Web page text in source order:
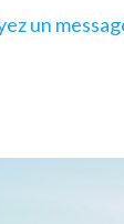
un